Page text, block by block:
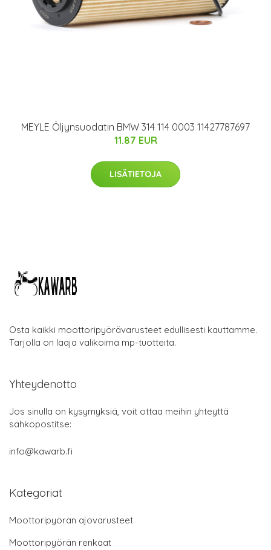
MEYLE Öljynsuodatin BMW 314 114 0003 11427787697
11.87 EUR
LISÄTIETOJA
Osta kaikki moottoripyörävarusteet edullisesti kauttamme.
Tarjolla on laaja valikoima mp-tuotteita.
Yhteydenotto
Jos sinulla on kysymyksiä, voit ottaa meihin yhteyttä
sähköpostitse:
info@kawarb.fi
Kategoriat
Moottoripyörän ajovarusteet
Moottoripyörän renkaat